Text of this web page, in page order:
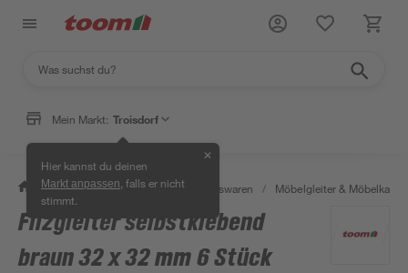
Mein Markt: Troisdorf
Hier kannst du deinen
Markt anpassen , falls er nicht
stimmt.
✕
/ Wohnen & Haushalt / Haushaltswaren / Möbelgleiter &
Filzgleiter selbstklebend
braun 32 x 32 mm 6 Stück